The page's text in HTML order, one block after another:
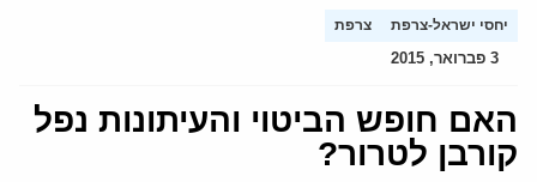
יחסי ישראל-צרפת צרפת
3 פברואר, 2015
האם חופש הביטוי והעיתונות נפל
קורבן לטרור?